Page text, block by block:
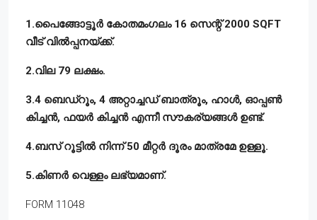
1.പൈങ്ങോട്ടൂർ കോതമംഗലം 16 സെന്റ് 2000 SQFT
വീട് വിൽപ്പനയ്ക്ക്.
2.വില 79 ലക്ഷം.
3.4 ബെഡ്‌റൂം, 4 അറ്റാച്ചഡ് ബാത്രൂം, ഹാൾ, ഓപ്പൺ
കിച്ചൻ, ഫയർ കിച്ചൻ എന്നീ സൗകര്യങ്ങൾ ഉണ്ട്‌.
4.ബസ് റൂട്ടിൽ നിന്ന് 50 മീറ്റർ ദൂരം മാത്രമേ ഉള്ളൂ.
5.കിണർ വെള്ളം ലഭ്യമാണ്.
FORM 11048